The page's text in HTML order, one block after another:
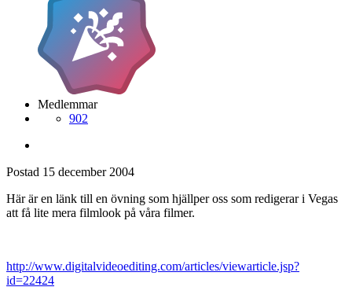
Medlemmar
902
Postad 15 december 2004
Här är en länk till en övning som hjällper oss som redigerar i Vegas
att få lite mera filmlook på våra filmer.
http://www.digitalvideoediting.com/articles/viewarticle.jsp?
id=22424